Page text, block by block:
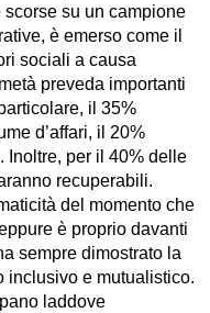
su un campione
è emerso come il
sociali a causa
preveda importanti
il 35%
d’affari, il 20%
Inoltre, per il 40% delle
recuperabili.
del momento che
è proprio davanti
sempre dimostrato la
inclusivo e mutualistico.
laddove